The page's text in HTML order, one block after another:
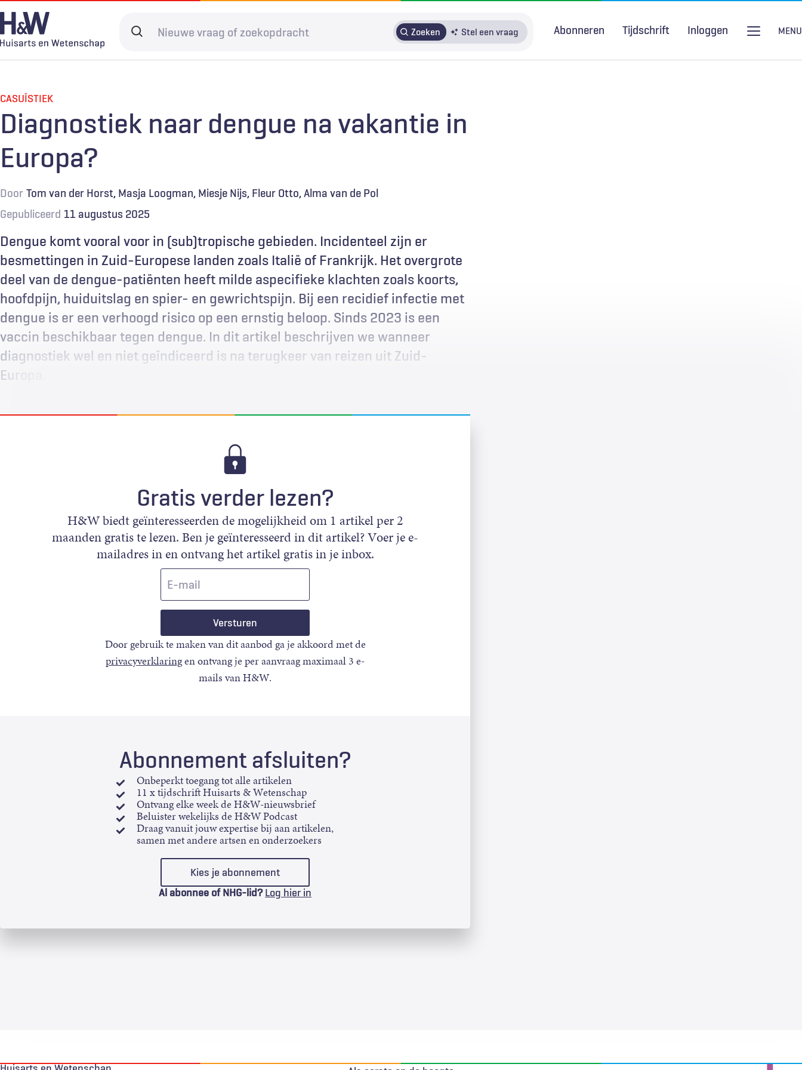
Overslaan
en
naar
gaan
Search
Zoeken Stel een vraag Abonneren Tijdschrift Inloggen MENU
Spoedzorg
Digitale zorg Levenseinde
Door in te loggen op HAweb krijgt u toegang tot de artikelen
Abonneren
CASUÏSTIEK
Diagnostiek naar dengue na vakantie in
Europa?
Door Tom van der Horst Masja Loogman Miesje Nijs Fleur Otto Alma van de Pol
Gepubliceerd 11 augustus 2025
Dengue komt vooral voor in (sub)tropische gebieden. Incidenteel zijn er
besmettingen in Zuid-Europese landen zoals Italië of Frankrijk. Het overgrote
deel van de dengue-patiënten heeft milde aspecifieke klachten zoals koorts,
hoofdpijn, huiduitslag en spier- en gewrichtspijn. Bij een recidief infectie met
dengue is er een verhoogd risico op een ernstig beloop. Sinds 2023 is een
vaccin beschikbaar tegen dengue. In dit artikel beschrijven we wanneer
diagnostiek wel en niet geïndiceerd is na terugkeer van reizen uit Zuid-
Europa.
Gratis verder lezen?
H&W biedt geïnteresseerden de mogelijkheid om 1 artikel per 2
maanden gratis te lezen. Ben je geïnteresseerd in dit artikel? Voer je e-
mailadres in en ontvang het artikel gratis in je inbox.
Door gebruik te maken van dit aanbod ga je akkoord met de
privacyverklaringen ontvang je per aanvraag maximaal 3 e-
mails van H&W.
Abonnement afsluiten?
Onbeperkt toegang tot alle artikelen
11 x tijdschrift Huisarts & Wetenschap
Ontvang elke week de H&W-nieuwsbrief
Beluister wekelijks de H&W Podcast
Draag vanuit jouw expertise bij aan artikelen,
samen met andere artsen en onderzoekers
Kies je abonnement
Al abonnee of NHG-lid? Log hier in